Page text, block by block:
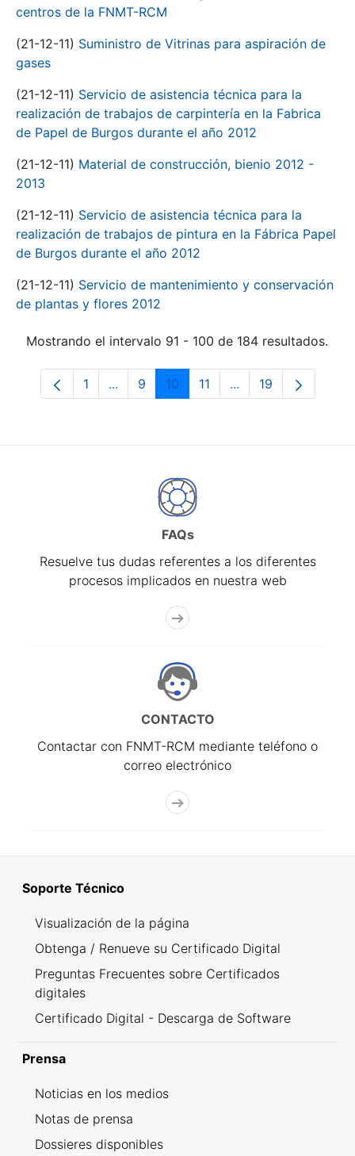
centros de la FNMT-RCM
(21-12-11) Suministro de Vitrinas para aspiración de
gases
(21-12-11) Servicio de asistencia técnica para la
realización de trabajos de carpintería en la Fabrica
de Papel de Burgos durante el año 2012
(21-12-11) Material de construcción, bienio 2012 -
2013
(21-12-11) Servicio de asistencia técnica para la
realización de trabajos de pintura en la Fábrica Papel
de Burgos durante el año 2012
(21-12-11) Servicio de mantenimiento y conservación
de plantas y flores 2012
Mostrando el intervalo 91 - 100 de 184 resultados.
Página
1 ...Páginas intermedias Use TAB para
Página
9 Página
10 Página
11 ...PáginasPágina
19
FAQs
Resuelve tus dudas referentes a los diferentes
procesos implicados en nuestra web
CONTACTO
Contactar con FNMT-RCM mediante teléfono o
correo electrónico
Soporte Técnico
Visualización de la página
Obtenga / Renueve su Certificado Digital
Preguntas Frecuentes sobre Certificados
digitales
Certificado Digital - Descarga de Software
Prensa
Noticias en los medios
Notas de prensa
Dossieres disponibles